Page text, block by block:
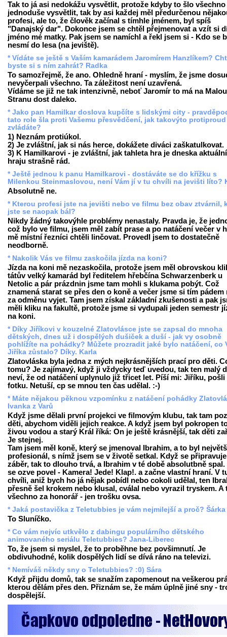
Tak to já asi nedokážu vysvětlit, protože kdyby to šlo všechno
jednoduše vysvětlit, tak by asi každej měl předurčenou
profesi, ale to, že člověk začínal s tímhle jménem, byl spíš
"Danajský dar". Dokonce jsem se chtěl přejmenovat a vzít si
jméno mé matky. Pak jsem se namíchl a řekl jsem si - Kdo se
nesmí do lesa (na jeviště).
* Vídáte se ještě s Vaším kamarádem Jaromírem Hanzlíkem?
byste si s ním zahrát? Radka
To samozřejmě, že ano. Ohledně hraní - myslím, že jsme
nevyčerpali všechno. Ta záležitost není uzavřená.
Vídáme se již ne tak intenzivně, neboť Jaromír to má na Malou
Stranu dost daleko.
* Jako pan Hamilkar doslova kupčíte s lidskými city -
tato role šla proti Vašemu přesvědčení, jak takovýto protiproud
zvládáte?
1) Neznám protiúkol.
2) Je zvláštní, jak si nás herce, dokážete diváci zaškatulkovat.
3) K Hamilkarovi - je zvláštní, jak tahleta hra je dneska
hraju strašně rád.
* Ještě jednou k panu Hamilkarovi - dostáváte se do křížku s
Milenkou Steinmaslovou, není Vám jí v tu chvíli na jevišti líto?
Absolutně ne.
* Kterou profesi jste na jevišti nebo ve filmu bez obav ztvárnil,
jste se naopak bál?
Nikdy žádný takovýhle problémy nenastaly. Pravda je, že
což bylo ve filmu, jsem měl zabít prase a po natáčení večer v
mě místní řezníci chtěli linčovat. Provedl jsem to dostatečně
neodborně.
* Nakolik Vás ve filmu zaskočila jízda na koni?
Jízda na koni mě nezaskočila, protože jsem měl obrovskou
tátův velký kamarád byl ředitelem hřebčína Schwarzenberk u
Netolic a pár prázdnin jsme tam mohli s klukama pobýt. Což
znamená starat se přes den o koně a večer jsme si tím pádem
za odměnu vyjet. Tam jsem získal základní zkušenosti a pak
měli kliku na fakultě, protože jsme si vydupali jeden semestr
na koni.
* Díky Jiříkovi v kouzelné Zlatovlásce jste se zapsal do mnoha
dětských, dnes už i dospělých dušiček a duší - jak vy osobně
pohlížíte na pohádky? Můžete prozradit jaké bylo natáčení, co
Jiříka zůstalo? Díky. Karla
Zlatovláska byla jedna z mých nejkrásnějších prací pro děti.
tomu? Je zajímavý, když ji vždycky teď uvedou, tak ten malý
neví, že od natáčení uplynulo již třicet let. Píší mi: Jiříku, pošli
fotku. Netuší, cp se mnou ten čas udělal. :-)
* Máte nějakou pěknou vzpomínku z natáčení pohádky
Ivanka z Varů
Když jsme dělali první projekci ve filmovým klubu, tak tam
děti, abychom viděli jejich reakce. A když jsem byl pokropen
živou vodou a starý Král říká: On je ještě krásnější, tak děti
Je stejnej.
Tam jsem měl koně, který se jmenoval Ibrahim, a to byl
profesionál, s nímž jsem se v životě setkal. Když se připravuje
záběr, tak to dlouho trvá, a Ibrahim v té době absolutbně spal.
se ozve povel - Kamera! Jede! Klap!. a začne vlastní hraní. V
chvíli, aniž bych ho já nějak pobídl nebo cokoli udělal, ten
přesně šel krokem nebo klusal, cválal nebo vyrazil tryskem. A
všechno za honorář - jen trošku ovsa.
* Jaká postavička z Teletubbies je vám nejmilejší a proč? Šárka
To Sluníčko.
* Co vám nejvíc utkvělo z dabingu populárního dětského
animovaného seriálu Teletubbies? Jana-Liberec
To, že jsem si myslel, že to proběhne bez povšimnutí. Je
obdivuhodné, kolik dospělých lidí se dívá ráno na televizi.
* Nemíváš někdy sny o Teletubbies? :0) Sára
Když přijdu domů, tak se snažím zapomenout na veškerou
kterou dělám přes den. Přiznám se, že mám úplně jiné sny -
dospělejší.